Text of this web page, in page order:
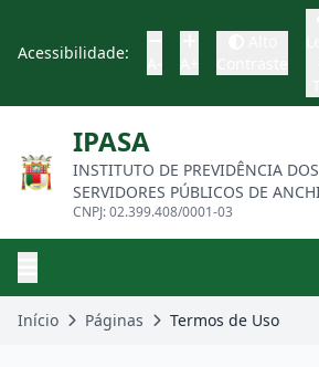
Acessibilidade:
IPASA
INSTITUTO DE PREVIDÊNCIA DOS
SERVIDORES PÚBLICOS DE
CNPJ: 02.399.408/0001-03
Início Páginas Termos de Uso